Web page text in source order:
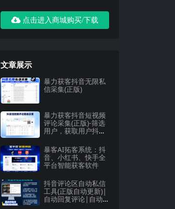
点击进入商城购买/下载
文章展示
暴力获客抖音无限私
信采集(正版)
暴力获客抖音短视频
评论采集(正版)-筛选
用户，获取用户抖音
暴客AI拓客系统：抖
音、小红书、快手全
平台智能获客软件
抖音评论区自动私信
工具(正版自动更新)|
自动回复评论|自动